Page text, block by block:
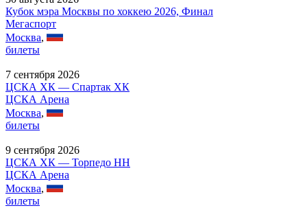
Кубок мэра Москвы по хоккею 2026, Финал
Мегаспорт
Москва,
билеты
7 сентября 2026
ЦСКА ХК — Спартак ХК
ЦСКА Арена
Москва,
билеты
9 сентября 2026
ЦСКА ХК — Торпедо НН
ЦСКА Арена
Москва,
билеты